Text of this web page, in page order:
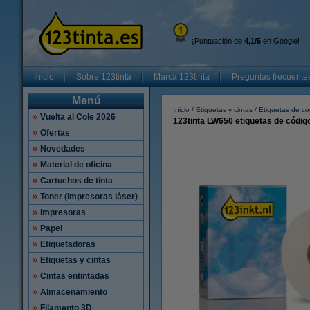
¡Puntuación de 4,1/5 en Google!
Inicio Sobre 123tinta Marca 123tinta Preguntas
Menú
Vuelta al Cole 2026
Ofertas
Novedades
Material de oficina
Cartuchos de tinta
Toner (impresoras láser)
Impresoras
Papel
Etiquetadoras
Etiquetas y cintas
Cintas entintadas
Almacenamiento
Filamento 3D
Inicio Etiquetas y cintas Etiquetas de
123tinta LW650 etiquetas de